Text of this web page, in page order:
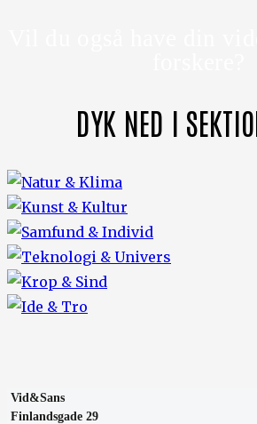
DYK NED I
Vid&Sans
Finlandsgade 29